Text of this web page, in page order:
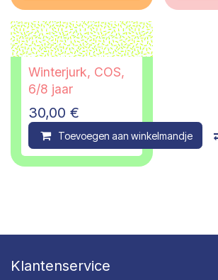
Winterjurk, COS,
6/8 jaar
30,00 €
Toevoegen aan winkelmandje
Klantenservice